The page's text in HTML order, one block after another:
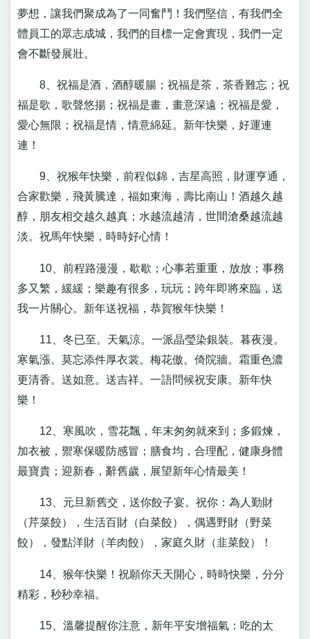
夢想，讓我們聚成為了一同奮鬥！我們堅信，有我們全
體員工的眾志成城，我們的目標一定會實現，我們一定
會不斷發展壯。
8、祝福是酒，酒醇暖腸；祝福是茶，茶香難忘；祝
福是歌，歌聲悠揚；祝福是畫，畫意深遠；祝福是愛，
愛心無限；祝福是情，情意綿延。新年快樂，好運連
連！
9、祝猴年快樂，前程似錦，吉星高照，財運亨通，
合家歡樂，飛黃騰達，福如東海，壽比南山！酒越久越
醇，朋友相交越久越真；水越流越清，世間滄桑越流越
淡。祝馬年快樂，時時好心情！
10、前程路漫漫，歇歇；心事若重重，放放；事務
多又繁，緩緩；樂趣有很多，玩玩；跨年即將來臨，送
我一片關心。新年送祝福，恭賀猴年快樂！
11、冬已至。天氣涼。一派晶瑩染銀裝。暮夜漫。
寒氣漲。莫忘添件厚衣裳。梅花傲。倚院牆。霜重色濃
更清香。送如意。送吉祥。一語問候祝安康。新年快
樂！
12、寒風吹，雪花飄，年末匆匆就來到；多鍛煉，
加衣被，禦寒保暖防感冒；膳食均，合理配，健康身體
最寶貴；迎新春，辭舊歲，展望新年心情最美！
13、元旦新舊交，送你餃子宴。祝你：為人勤財
（芹菜餃），生活百財（白菜餃），偶遇野財（野菜
餃），發點洋財（羊肉餃），家庭久財（韭菜餃）！
14、猴年快樂！祝願你天天開心，時時快樂，分分
精彩，秒秒幸福。
15、溫馨提醒你注意，新年平安增福氣：吃的太